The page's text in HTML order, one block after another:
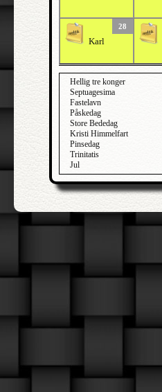
28
Karl
Hellig tre konger
Septuagesima
Fastelavn
Påskedag
Store Bededag
Kristi Himmelfart
Pinsedag
Trinitatis
Jul